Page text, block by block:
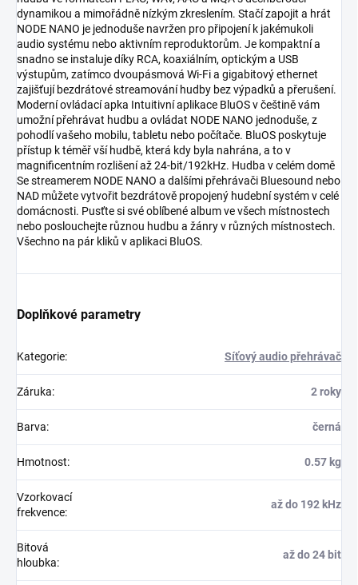
dynamikou a mimořádně nízkým zkreslením. Stačí zapojit a hrát
NODE NANO je jednoduše navržen pro připojení k jakémukoli
audio systému nebo aktivním reproduktorům. Je kompaktní a
snadno se instaluje díky RCA, koaxiálním, optickým a USB
výstupům, zatímco dvoupásmová Wi-Fi a gigabitový ethernet
zajišťují bezdrátové streamování hudby bez výpadků a přerušení.
Moderní ovládací apka Intuitivní aplikace BluOS v češtině vám
umožní přehrávat hudbu a ovládat NODE NANO jednoduše, z
pohodlí vašeho mobilu, tabletu nebo počítače. BluOS poskytuje
přístup k téměř vší hudbě, která kdy byla nahrána, a to v
magnificentním rozlišení až 24-bit/192kHz. Hudba v celém domě
Se streamerem NODE NANO a dalšími přehrávači Bluesound nebo
NAD můžete vytvořit bezdrátově propojený hudební systém v celé
domácnosti. Pusťte si své oblíbené album ve všech místnostech
nebo poslouchejte různou hudbu a žánry v různých místnostech.
Všechno na pár kliků v aplikaci BluOS.
Doplňkové parametry
Kategorie: Síťový audio přehrávač
Záruka: 2 roky
Barva: černá
Hmotnost: 0.57 kg
Vzorkovací
frekvence:
až do 192 kHz
Bitová
hloubka:
až do 24 bit